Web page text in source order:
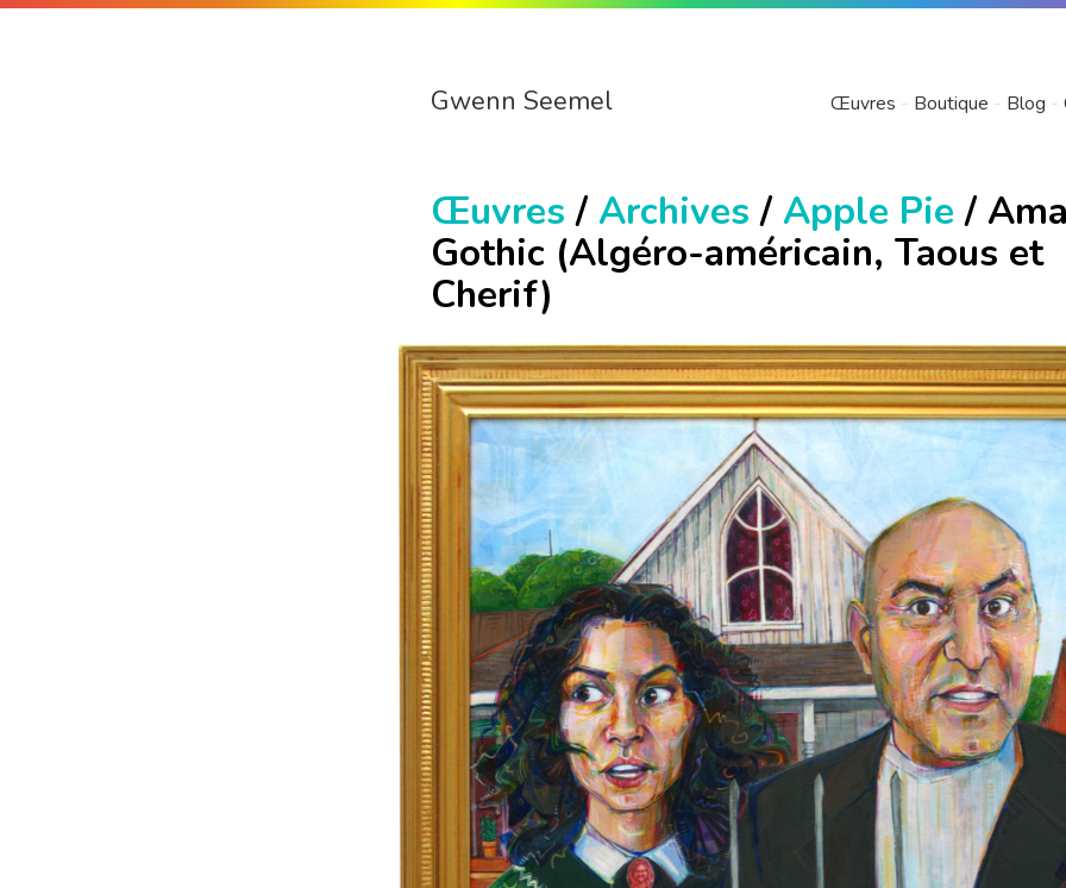
Gwenn Seemel Œuvres Boutique Blog
Œuvres /Archives /Apple Pie /
Gothic (Algéro-américain, Taous et
Cherif)